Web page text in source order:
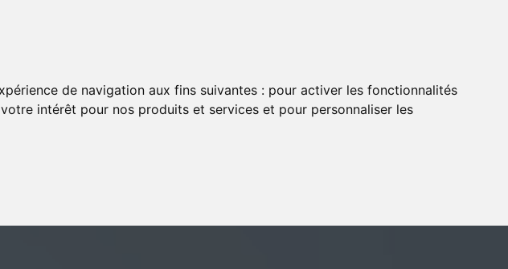
de navigation aux fins suivantes : pour activer les fonctionnalités
intérêt pour nos produits et services et pour personnaliser les